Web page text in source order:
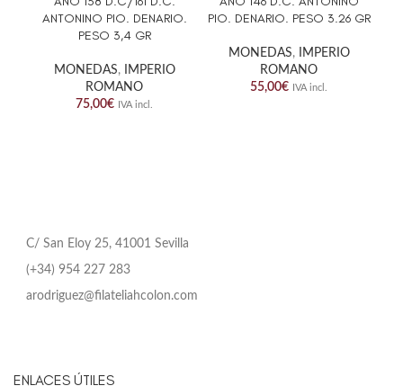
ANTONINO PIO. DENARIO.
PESO 3,4 GR
MONEDAS,
IMPERIO
ROMANO
75,00€ IVA incl.
PIO. DENARIO. PESO 3.26 GR
MONEDAS,
IMPERIO
ROMANO
55,00€ IVA incl.
C/ San Eloy 25, 41001 Sevilla
(+34) 954 227 283
arodriguez@filateliahcolon.com
ENLACES ÚTILES